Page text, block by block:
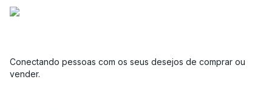
Conectando pessoas com os seus desejos de comprar ou
vender.